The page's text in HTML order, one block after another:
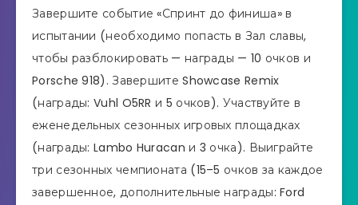
Завершите событие «Спринт до финиша» в
испытании (необходимо попасть в Зал славы,
чтобы разблокировать — награды — 10 очков и
Porsche 918). Завершите Showcase Remix
(награды: Vuhl O5RR и 5 очков). Участвуйте в
еженедельных сезонных игровых площадках
(награды: Lambo Huracan и 3 очка). Выиграйте
три сезонных чемпионата (15–5 очков за каждое
завершенное, дополнительные награды: Ford